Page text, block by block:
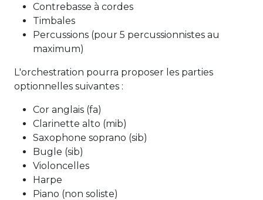
Contrebasse à cordes
Timbales
Percussions (pour 5 percussionnistes au
maximum)
L'orchestration pourra proposer les parties
optionnelles suivantes :
Cor anglais (fa)
Clarinette alto (mib)
Saxophone soprano (sib)
Bugle (sib)
Violoncelles
Harpe
Piano (non soliste)